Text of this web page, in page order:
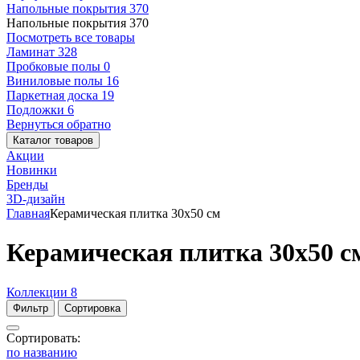
Напольные покрытия 370
Напольные покрытия 370
Посмотреть все товары
Ламинат 328
Пробковые полы 0
Виниловые полы 16
Паркетная доска 19
Подложки 6
Вернуться обратно
Каталог товаров
Акции
Новинки
Бренды
3D-дизайн
ГлавнаяКерамическая плитка 30x50 см
Керамическая плитка 30x50
Коллекции 8
Фильтр Сортировка
Сортировать:
по названию